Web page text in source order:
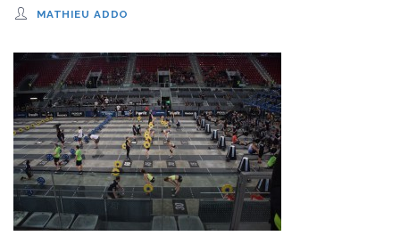
MATHIEU ADDO